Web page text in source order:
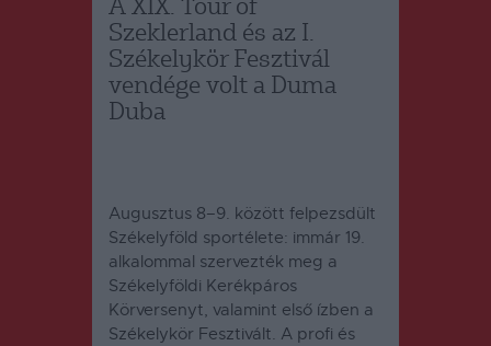
A XIX. Tour of
Szeklerland és az I.
Székelykör Fesztivál
vendége volt a Duma
Duba
Augusztus 8–9. között felpezsdült
Székelyföld sportélete: immár 19.
alkalommal szervezték meg a
Székelyföldi Kerékpáros
Körversenyt, valamint első ízben a
Székelykör Fesztivált. A profi és